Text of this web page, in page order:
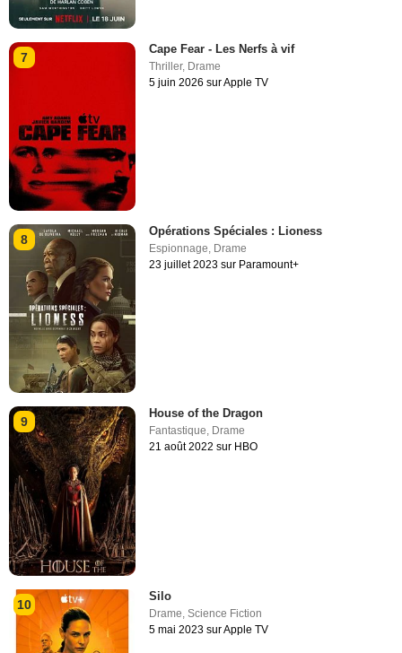
7
Cape Fear - Les Nerfs à vif
Thriller, Drame
5 juin 2026 sur Apple TV
8
Opérations Spéciales : Lioness
Espionnage, Drame
23 juillet 2023 sur Paramount+
9
House of the Dragon
Fantastique, Drame
21 août 2022 sur HBO
10
Silo
Drame ,Science Fiction
5 mai 2023 sur Apple TV